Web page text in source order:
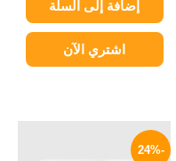
إضافة إلى السلة
اشتري الآن
-24%